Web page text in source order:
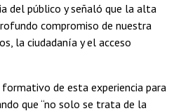
del público y señaló que la alta
compromiso de nuestra
la ciudadanía y el acceso
de esta experiencia para
que “no solo se trata de la